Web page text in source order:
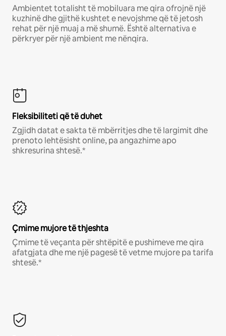
Ambientet totalisht të mobiluara me qira ofrojnë një
kuzhinë dhe gjithë kushtet e nevojshme që të jetosh
rehat për një muaj a më shumë. Është alternativa e
përkryer për një ambient me nënqira.
Fleksibiliteti që të duhet
Zgjidh datat e sakta të mbërritjes dhe të largimit dhe
prenoto lehtësisht online, pa angazhime apo
shkresurina shtesë.*
Çmime mujore të thjeshta
Çmime të veçanta për shtëpitë e pushimeve me qira
afatgjata dhe me një pagesë të vetme mujore pa tarifa
shtesë.*